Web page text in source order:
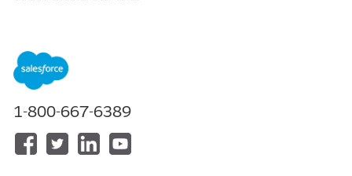
Доступно в версиях:
Health Cloud
НЕОБХОДИМЫЕ ПОЛНОМОЧИЯ ПОЛЬЗОВАТЕЛЯ
Для изменения макетов
страниц:
1-800-667-6389